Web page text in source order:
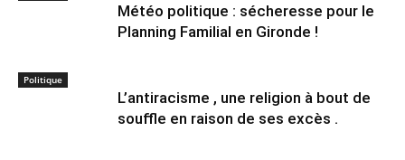
Météo politique : sécheresse pour le
Planning Familial en Gironde !
Politique
L’antiracisme , une religion à bout de
souffle en raison de ses excès .